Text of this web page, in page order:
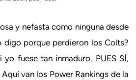
y nefasta como ninguna desde
digo porque perdieron los Colts?
yo fuese tan inmaduro. PUES SÍ,
Aquí van los Power Rankings de la